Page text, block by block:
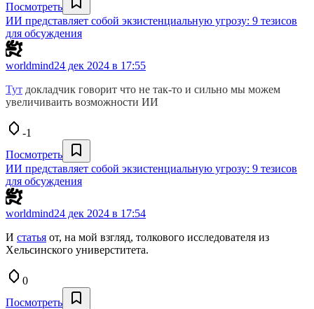
Посмотреть
ИИ представляет собой экзистенциальную угрозу: 9 тезисов
для обсуждения
worldmind24 дек 2024 в 17:55
Тут докладчик говорит что не так-то и сильно мы можем
увеличиваить возможности ИИ
-1
Посмотреть
ИИ представляет собой экзистенциальную угрозу: 9 тезисов
для обсуждения
worldmind24 дек 2024 в 17:54
И статья от, на мой взгляд, толкового исследователя из
Хельсинского универститета.
0
Посмотреть